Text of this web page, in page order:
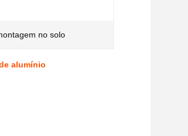
no solo
alumínio